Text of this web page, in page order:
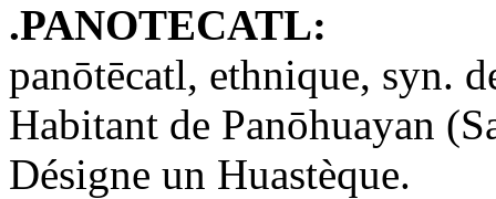
.PANOTECATL:
panōtēcatl, ethnique, syn.
Habitant de Panōhuayan
Désigne un Huastèque.